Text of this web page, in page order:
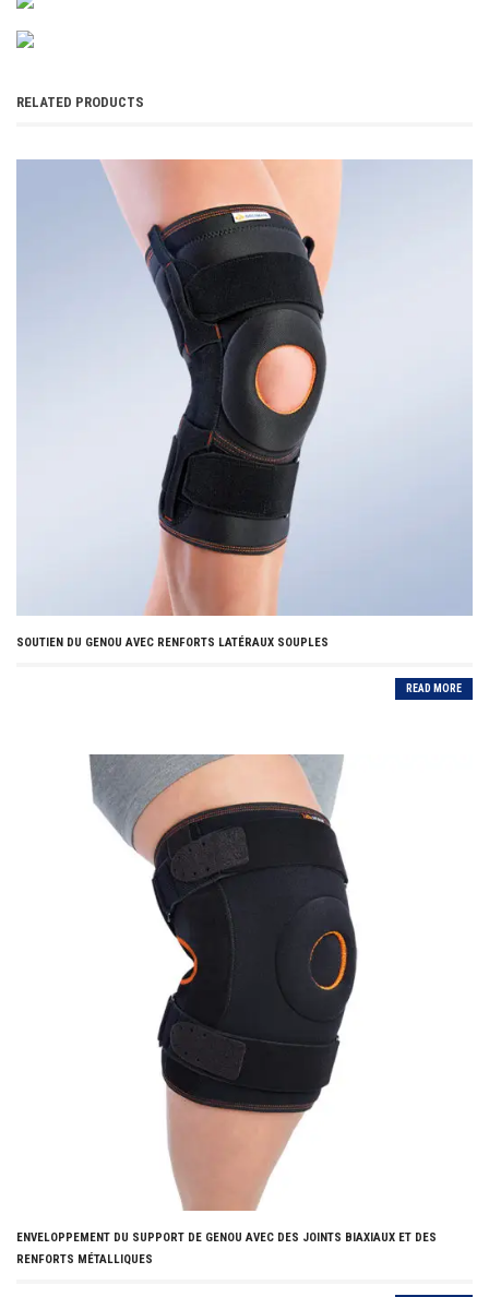
RELATED PRODUCTS
SOUTIEN DU GENOU AVEC RENFORTS LATÉRAUX SOUPLES
READ MORE
ENVELOPPEMENT DU SUPPORT DE GENOU AVEC DES JOINTS BIAXIAUX ET DES
RENFORTS MÉTALLIQUES